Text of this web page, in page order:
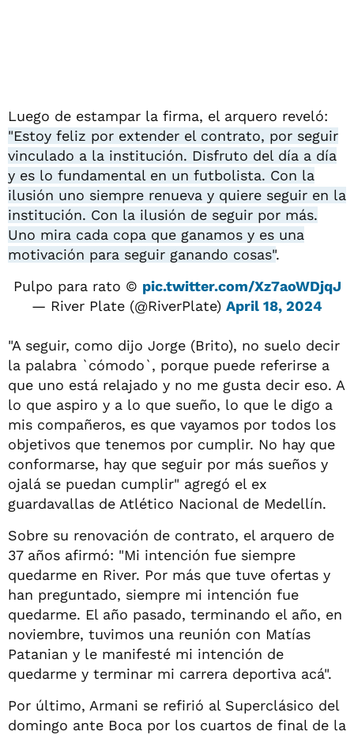
Luego de estampar la firma, el arquero reveló:
"Estoy feliz por extender el contrato, por seguir
vinculado a la institución. Disfruto del día a día
y es lo fundamental en un futbolista. Con la
ilusión uno siempre renueva y quiere seguir en la
institución. Con la ilusión de seguir por más.
Uno mira cada copa que ganamos y es una
motivación para seguir ganando cosas".
Pulpo para rato © pic.twitter.com/Xz7aoWDjqJ
— River Plate (@RiverPlate) April 18, 2024
"A seguir, como dijo Jorge (Brito), no suelo decir
la palabra `cómodo`, porque puede referirse a
que uno está relajado y no me gusta decir eso. A
lo que aspiro y a lo que sueño, lo que le digo a
mis compañeros, es que vayamos por todos los
objetivos que tenemos por cumplir. No hay que
conformarse, hay que seguir por más sueños y
ojalá se puedan cumplir" agregó el ex
guardavallas de Atlético Nacional de Medellín.
Sobre su renovación de contrato, el arquero de
37 años afirmó: "Mi intención fue siempre
quedarme en River. Por más que tuve ofertas y
han preguntado, siempre mi intención fue
quedarme. El año pasado, terminando el año, en
noviembre, tuvimos una reunión con Matías
Patanian y le manifesté mi intención de
quedarme y terminar mi carrera deportiva acá".
Por último, Armani se refirió al Superclásico del
domingo ante Boca por los cuartos de final de la